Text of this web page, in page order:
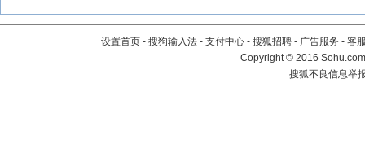
设置首页 - 搜狗输入法 - 支付中心 - 搜狐招聘 - 广告服务 - 客
Copyright©2016
搜狐不良信息举